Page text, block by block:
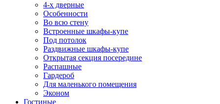
4-х дверные
Особенности
Во всю стену
Встроенные шкафы-купе
Под потолок
Раздвижные шкафы-купе
Открытая секция посередине
Распашные
Гардероб
Для маленького помещения
Эконом
Гостиные